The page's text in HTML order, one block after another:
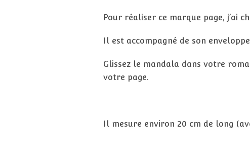
Pour réaliser ce marque page, j’ai
Il est accompagné de son
Glissez le mandala dans votre
votre page.
Il mesure environ 20 cm de long